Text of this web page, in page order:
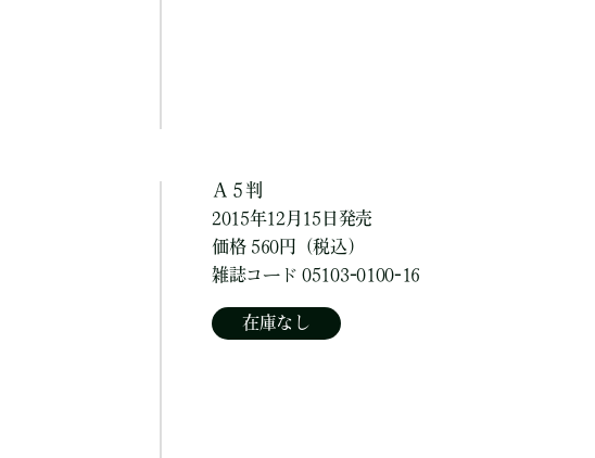
Ａ５判
2015年12月15日発売
価格 560円（税込）
雑誌コード 05103-0100-16
在庫なし